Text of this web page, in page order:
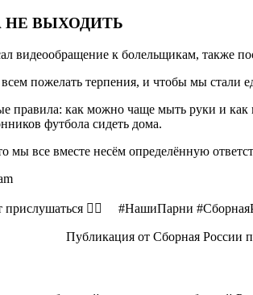
НЕ ВЫХОДИТЬ
видеообращение к болельщикам, также
пожелать терпения, и чтобы мы стали
правила: как можно чаще мыть руки и
футбола сидеть дома.
мы все вместе несём определённую
прислушаться ☝🏻 ⠀ #НашиПарни
Публикация от Сборная России